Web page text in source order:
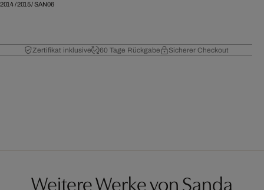
2014/2015/SAN06
Zertifikat inklusive 60 Tage Rückgabe Sicherer Checkout
Weitere Werke von Sanda